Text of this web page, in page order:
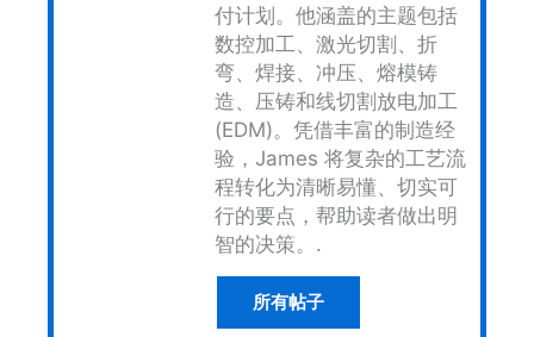
付计划。他涵盖的主题包括
数控加工、激光切割、折
弯、焊接、冲压、熔模铸
造、压铸和线切割放电加工
(EDM)。凭借丰富的制造经
验，James 将复杂的工艺流
程转化为清晰易懂、切实可
行的要点，帮助读者做出明
智的决策。.
所有帖子